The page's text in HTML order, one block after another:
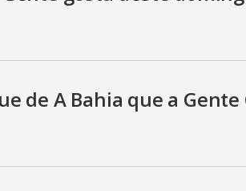
de A Bahia que a Gente